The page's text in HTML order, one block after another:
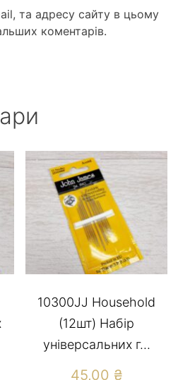
та адресу сайту в цьому
коментарів.
10300JJ Household
(12шт) Набір
універсальних г...
45,00 ₴